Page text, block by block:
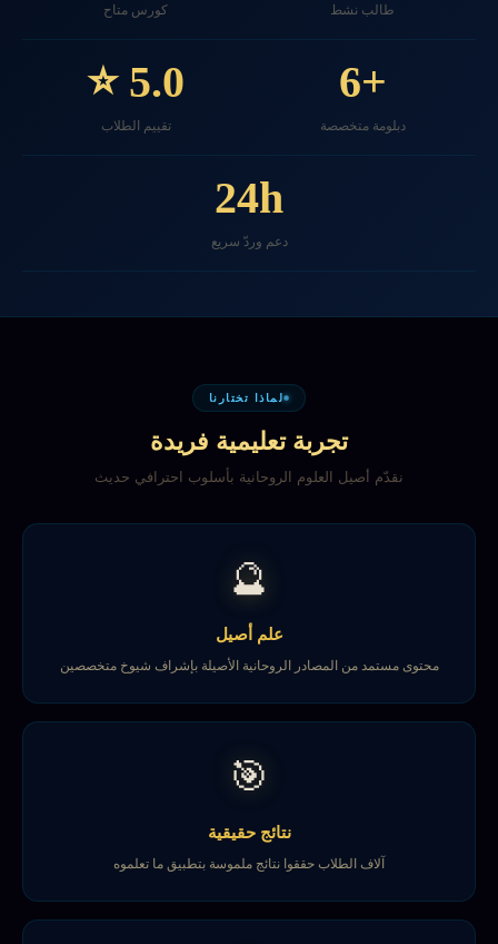
طالب نشط كورس متاح
+6
دبلومة متخصصة
5.0 ⭐
تقييم الطلاب
24h
دعم وردّ سريع
لماذا تختارنا
تجربة تعليمية فريدة
نقدّم أصيل العلوم الروحانية بأسلوب احترافي حديث
🔮
علم أصيل
محتوى مستمد من المصادر الروحانية الأصيلة بإشراف شيوخ متخصصين
🎯
نتائج حقيقية
آلاف الطلاب حققوا نتائج ملموسة بتطبيق ما تعلموه